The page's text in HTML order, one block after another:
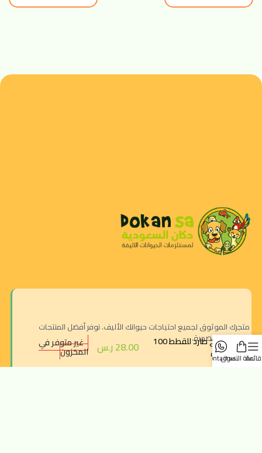
متجرك الموثوق لجميع احتياجات حيوانك الأليف. نوفر أفضل المنتجات
الطبيعية والصحية.
قائمةسلة التسوق
contact us
بخاخ طارد للقطط 100
ملل 28.00 ر.س غير متوفر في
المخزون